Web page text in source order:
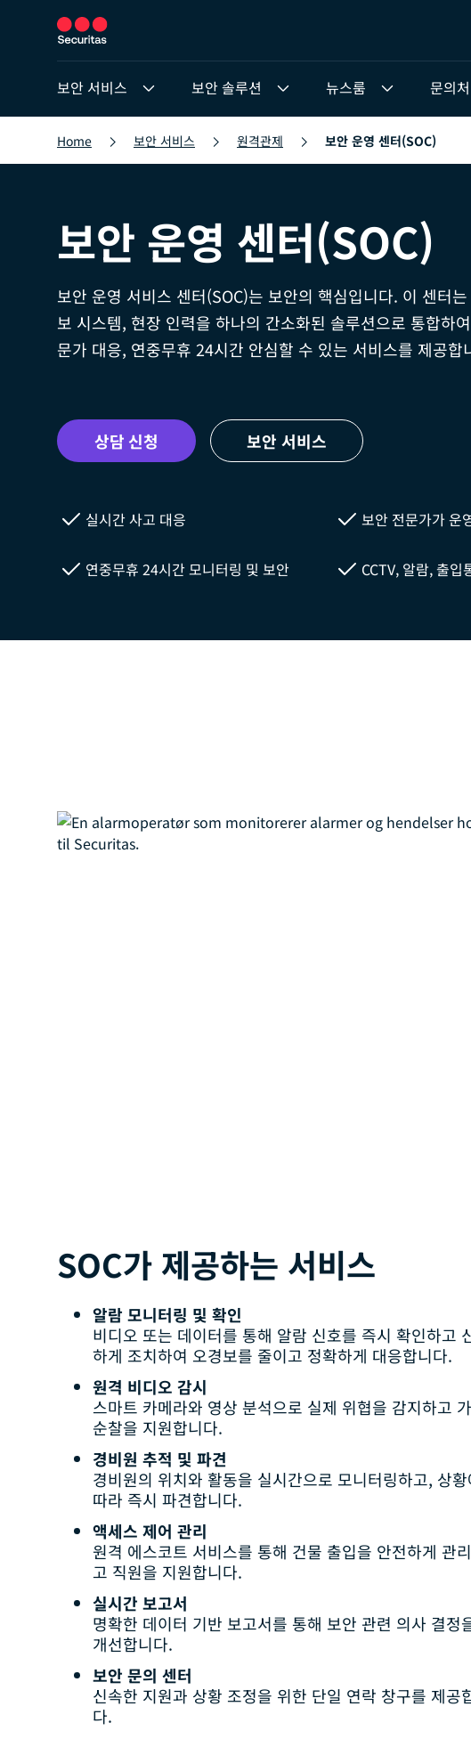
보안 서비스 보안 솔루션 뉴스룸 문의처
Home 보안 서비스 원격관제 보안 운영 센터(SOC)
보안 운영 센터(SOC)
보안 운영 서비스 센터(SOC)는 보안의 핵심입니다. 이 센터
보 시스템, 현장 인력을 하나의 간소화된 솔루션으로 통합하
문가 대응, 연중무휴 24시간 안심할 수 있는 서비스를 제공합
상담 신청 보안 서비스
실시간 사고 대응 보안 전문가가 운
연중무휴 24시간 모니터링 및 보안 CCTV, 알람, 출입
SOC가 제공하는 서비스
알람 모니터링 및 확인
비디오 또는 데이터를 통해 알람 신호를 즉시 확인하고
하게 조치하여 오경보를 줄이고 정확하게 대응합니다.
원격 비디오 감시
스마트 카메라와 영상 분석으로 실제 위협을 감지하고
순찰을 지원합니다.
경비원 추적 및 파견
경비원의 위치와 활동을 실시간으로 모니터링하고, 상황
따라 즉시 파견합니다.
액세스 제어 관리
원격 에스코트 서비스를 통해 건물 출입을 안전하게 관
고 직원을 지원합니다.
실시간 보고서
명확한 데이터 기반 보고서를 통해 보안 관련 의사 결정
개선합니다.
보안 문의 센터
신속한 지원과 상황 조정을 위한 단일 연락 창구를 제공
다.